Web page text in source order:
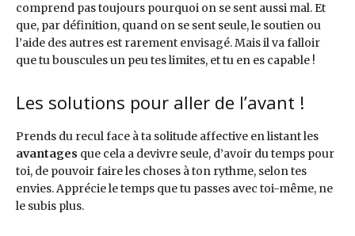
comprend pas toujours pourquoi on se sent aussi mal. Et
que, par définition, quand on se sent seule, le soutien ou
l’aide des autres est rarement envisagé. Mais il va falloir
que tu bouscules un peu tes limites, et tu en es capable !
Les solutions pour aller de l’avant !
Prends du recul face à ta solitude affective en listant les
avantages que cela a devivre seule, d’avoir du temps pour
toi, de pouvoir faire les choses à ton rythme, selon tes
envies. Apprécie le temps que tu passes avec toi-même, ne
le subis plus.